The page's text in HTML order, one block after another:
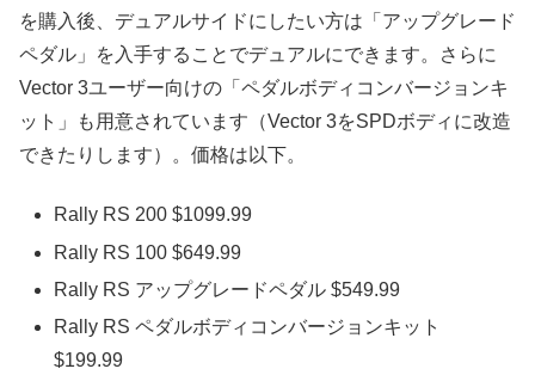
を購入後、デュアルサイドにしたい方は「アップグレード
ペダル」を入手することでデュアルにできます。さらに
Vector 3ユーザー向けの「ペダルボディコンバージョンキ
ット」も用意されています（Vector 3をSPDボディに改造
できたりします）。価格は以下。
Rally RS 200 $1099.99
Rally RS 100 $649.99
Rally RS アップグレードペダル $549.99
Rally RS ペダルボディコンバージョンキット
$199.99